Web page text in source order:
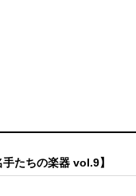
たちの楽器 vol.9】